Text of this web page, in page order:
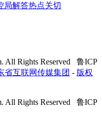
局解答热点关切
All Rights Reserved 鲁ICP
省互联网传媒集团 - 版权
All Rights Reserved 鲁ICP